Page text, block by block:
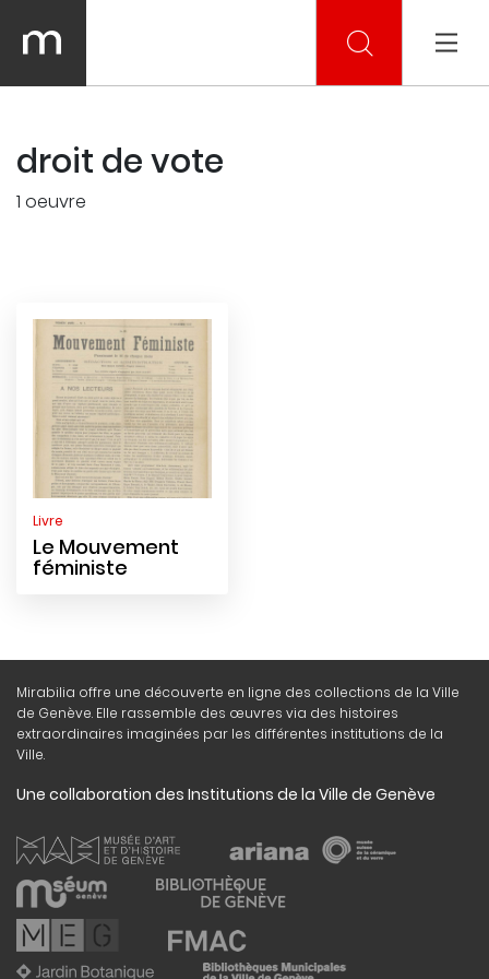
droit de vote
1 oeuvre
Livre
Le Mouvement
féministe
Mirabilia offre une découverte en ligne des collections de la Ville
de Genève. Elle rassemble des œuvres via des histoires
extraordinaires imaginées par les différentes institutions de la
Ville.
Une collaboration des Institutions de la Ville de Genève